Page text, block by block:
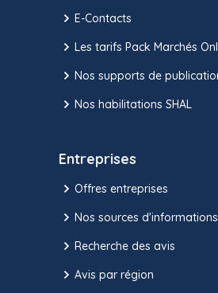
E-Contacts
Les tarifs Pack Marchés
Nos supports de
Nos habilitations SHAL
Entreprises
Offres entreprises
Nos sources d'informations
Recherche des avis
Avis par région